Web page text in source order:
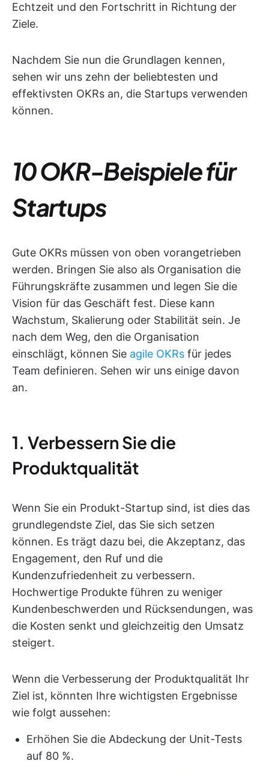
Echtzeit und den Fortschritt in Richtung der
Ziele.
Nachdem Sie nun die Grundlagen kennen,
sehen wir uns zehn der beliebtesten und
effektivsten OKRs an, die Startups verwenden
können.
10 OKR-Beispiele für
Startups
Gute OKRs müssen von oben vorangetrieben
werden. Bringen Sie also als Organisation die
Führungskräfte zusammen und legen Sie die
Vision für das Geschäft fest. Diese kann
Wachstum, Skalierung oder Stabilität sein. Je
nach dem Weg, den die Organisation
einschlägt, können Sie agile OKRs für jedes
Team definieren. Sehen wir uns einige davon
an.
1. Verbessern Sie die
Produktqualität
Wenn Sie ein Produkt-Startup sind, ist dies das
grundlegendste Ziel, das Sie sich setzen
können. Es trägt dazu bei, die Akzeptanz, das
Engagement, den Ruf und die
Kundenzufriedenheit zu verbessern.
Hochwertige Produkte führen zu weniger
Kundenbeschwerden und Rücksendungen, was
die Kosten senkt und gleichzeitig den Umsatz
steigert.
Wenn die Verbesserung der Produktqualität Ihr
Ziel ist, könnten Ihre wichtigsten Ergebnisse
wie folgt aussehen:
Erhöhen Sie die Abdeckung der Unit-Tests
auf 80 %.